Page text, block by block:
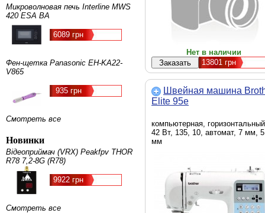
Микроволновая печь Interline MWS
420 ESA BA
6089 грн
Фен-щетка Panasonic EH-KA22-
V865
935 грн
Смотреть все
Новинки
Відеоприймач (VRX) Peakfpv THOR
R78 7,2-8G (R78)
9922 грн
Смотреть все
Нет в наличии
13801грн
Швейная машина
Elite 95e
компьютерная,
42 Вт, 135, 10, автомат, 7 мм, 5
мм